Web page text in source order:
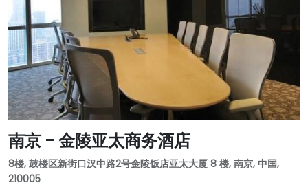
南京 - 金陵亚太商务酒店
8楼, 鼓楼区新街口汉中路2号金陵饭店亚太大厦 8 楼, 南京, 中国,
210005